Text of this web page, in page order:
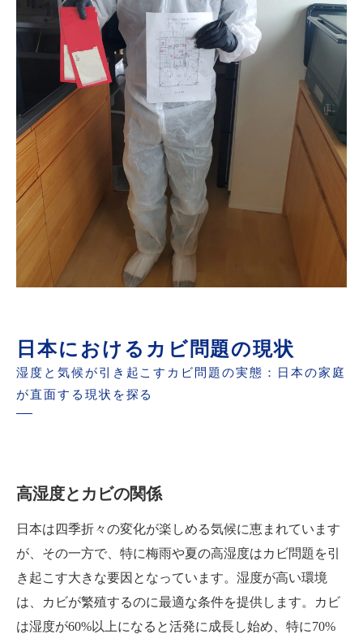
日本におけるカビ問題の現状
湿度と気候が引き起こすカビ問題の実態：日本の家庭
が直面する現状を探る
高湿度とカビの関係
日本は四季折々の変化が楽しめる気候に恵まれています
が、その一方で、特に梅雨や夏の高湿度はカビ問題を引
き起こす大きな要因となっています。湿度が高い環境
は、カビが繁殖するのに最適な条件を提供します。カビ
は湿度が60%以上になると活発に成長し始め、特に70%